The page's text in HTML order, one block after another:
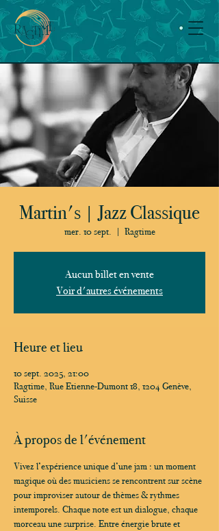
Martin's | Jazz Classique
mer. 10 sept.
  |
Ragtime
Aucun billet en vente
Voir d'autres événements
Heure et lieu
10 sept. 2025, 21:00
Ragtime, Rue Etienne-Dumont 18, 1204 Genève,
Suisse
À propos de l'événement
Vivez l’expérience unique d’une jam : un moment
magique où des musiciens se rencontrent sur scène
pour improviser autour de thèmes & rythmes
intemporels. Chaque note est un dialogue, chaque
morceau une surprise. Entre énergie brute et